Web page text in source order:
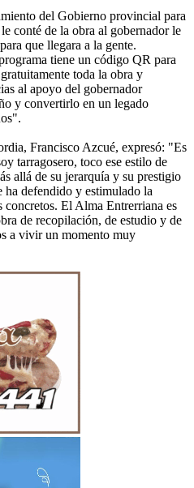
del Gobierno provincial para
conté de la obra al gobernador le
que llegara a la gente.
tiene un código QR para
toda la obra y
al apoyo del gobernador
y convertirlo en un legado
Francisco Azcué, expresó: "Es
tarragosero, toco ese estilo de
allá de su jerarquía y su prestigio
ha defendido y estimulado la
concretos. El Alma Entrerriana es
de recopilación, de estudio y de
a vivir un momento muy